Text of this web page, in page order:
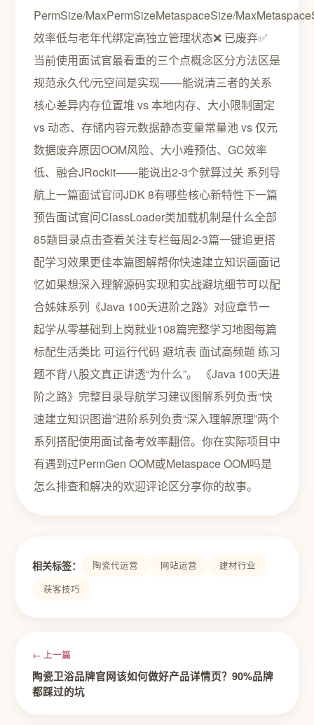
PermSize/MaxPermSizeMetaspaceSize/
效率低与老年代绑定高独立管理状态❌ 已废弃✅
当前使用面试官最看重的三个点概念区分方法区是
规范永久代/元空间是实现——能说清三者的关系
核心差异内存位置堆 vs 本地内存、大小限制固定
vs 动态、存储内容元数据静态变量常量池 vs 仅元
数据废弃原因OOM风险、大小难预估、GC效率
低、融合JRockit——能说出2-3个就算过关 系列导
航上一篇面试官问JDK 8有哪些核心新特性下一篇
预告面试官问ClassLoader类加载机制是什么全部
85题目录点击查看关注专栏每周2-3篇一键追更搭
配学习效果更佳本篇图解帮你快速建立知识画面记
忆如果想深入理解源码实现和实战避坑细节可以配
合姊妹系列《Java 100天进阶之路》对应章节一
起学从零基础到上岗就业108篇完整学习地图每篇
标配生活类比 可运行代码 避坑表 面试高频题 练习
题不背八股文真正讲透“为什么”。 《Java 100天进
阶之路》完整目录导航学习建议图解系列负责“快
速建立知识图谱”进阶系列负责“深入理解原理”两个
系列搭配使用面试备考效率翻倍。你在实际项目中
有遇到过PermGen OOM或Metaspace OOM吗是
怎么排查和解决的欢迎评论区分享你的故事。
相关标签： 陶瓷代运营 网站运营
建材行业
获客技巧
← 上一篇
陶瓷卫浴品牌官网该如何做好产品详情页？90%品牌
都踩过的坑